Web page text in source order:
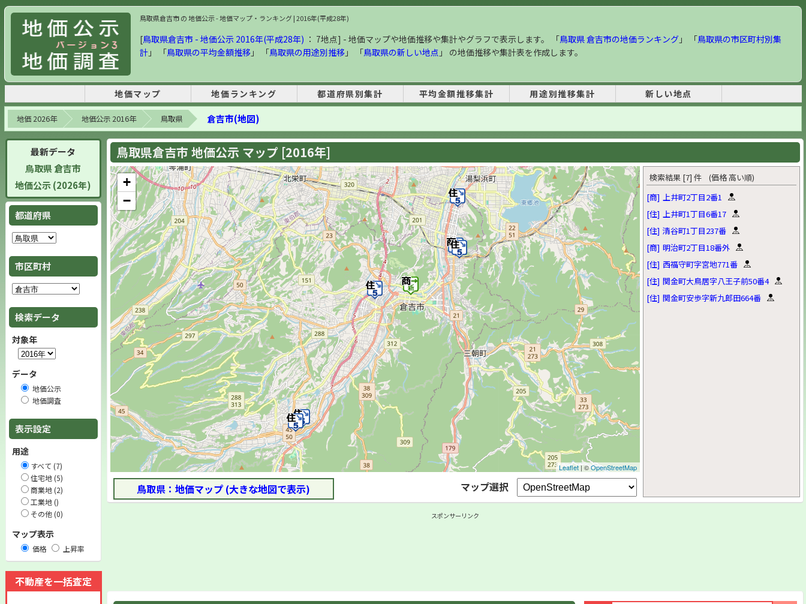
鳥取県倉吉市 の 地価公示 - 地価マップ・ランキング | 2016年(平成28年)
[鳥取県倉吉市 - 地価公示 2016年(平成28年) ： 7地点] - 地価マップや地価推移や集計やグラフで表示します。 「鳥取県 倉吉市の地価ランキング」 「鳥取県の市区町村別集
計」 「鳥取県の平均金額推移」 「鳥取県の用途別推移」 「鳥取県の新しい地点 」 の地価推移や集計表を作成します。
地価マップ 地価ランキング 都道府県別集計 平均金額推移集計 用途別推移集計 新しい地点
地価 2026年 地価公示 2016年 鳥取県 倉吉市(地図)
最新データ
鳥取県 倉吉市
地価公示 (2026年)
都道府県
市区町村
検索データ
対象年
データ
地価公示
地価調査
表示設定
用途
すべて (7)
住宅地 (5)
商業地 (2)
工業地 ()
その他 (0)
マップ表示
価格 上昇率
不動産を一括査定
鳥取県倉吉市 地価公示 マップ [2016年]
+
−
Leaflet| ©OpenStreetMap
鳥取県：地価マップ (大きな地図で表示) マップ選択
検索結果 [7] 件 (価格 高い順)
[商] 上井町2丁目2番1
[住] 上井町1丁目6番17
[住] 清谷町1丁目237番
[商] 明治町2丁目18番外
[住] 西福守町字宮地771番
[住] 関金町大鳥居字八王子前50番4
[住] 関金町安歩字新九郎田664番
スポンサーリンク